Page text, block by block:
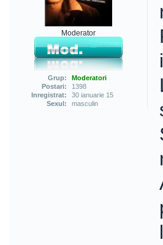
Moderator
Grup:
Moderatori
Postari:
1398
Inregistrat:
30 ianuarie 15
Sexul:
masculin